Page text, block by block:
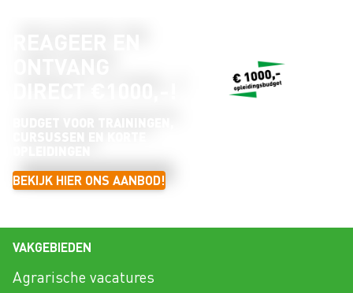
BEKIJK HIER ONS AANBOD!
VAKGEBIEDEN
Agrarische vacatures